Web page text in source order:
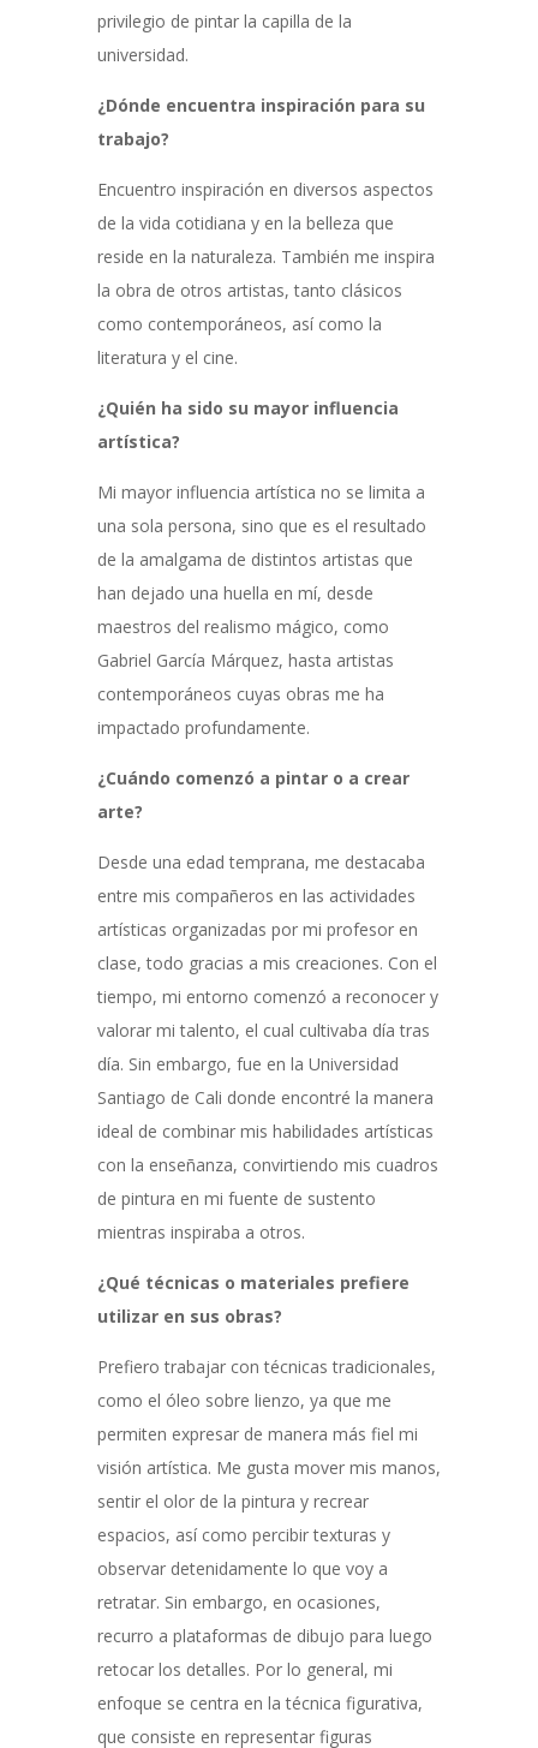
privilegio de pintar la capilla de la
universidad.
¿Dónde encuentra inspiración para su
trabajo?
Encuentro inspiración en diversos aspectos
de la vida cotidiana y en la belleza que
reside en la naturaleza. También me inspira
la obra de otros artistas, tanto clásicos
como contemporáneos, así como la
literatura y el cine.
¿Quién ha sido su mayor influencia
artística?
Mi mayor influencia artística no se limita a
una sola persona, sino que es el resultado
de la amalgama de distintos artistas que
han dejado una huella en mí, desde
maestros del realismo mágico, como
Gabriel García Márquez, hasta artistas
contemporáneos cuyas obras me ha
impactado profundamente.
¿Cuándo comenzó a pintar o a crear
arte?
Desde una edad temprana, me destacaba
entre mis compañeros en las actividades
artísticas organizadas por mi profesor en
clase, todo gracias a mis creaciones. Con el
tiempo, mi entorno comenzó a reconocer y
valorar mi talento, el cual cultivaba día tras
día. Sin embargo, fue en la Universidad
Santiago de Cali donde encontré la manera
ideal de combinar mis habilidades artísticas
con la enseñanza, convirtiendo mis cuadros
de pintura en mi fuente de sustento
mientras inspiraba a otros.
¿Qué técnicas o materiales prefiere
utilizar en sus obras?
Prefiero trabajar con técnicas tradicionales,
como el óleo sobre lienzo, ya que me
permiten expresar de manera más fiel mi
visión artística. Me gusta mover mis manos,
sentir el olor de la pintura y recrear
espacios, así como percibir texturas y
observar detenidamente lo que voy a
retratar. Sin embargo, en ocasiones,
recurro a plataformas de dibujo para luego
retocar los detalles. Por lo general, mi
enfoque se centra en la técnica figurativa,
que consiste en representar figuras